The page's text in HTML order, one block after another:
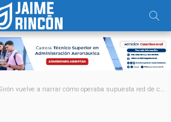
vuelve a narrar cómo operaba supuesta red de corrupción de los acusados